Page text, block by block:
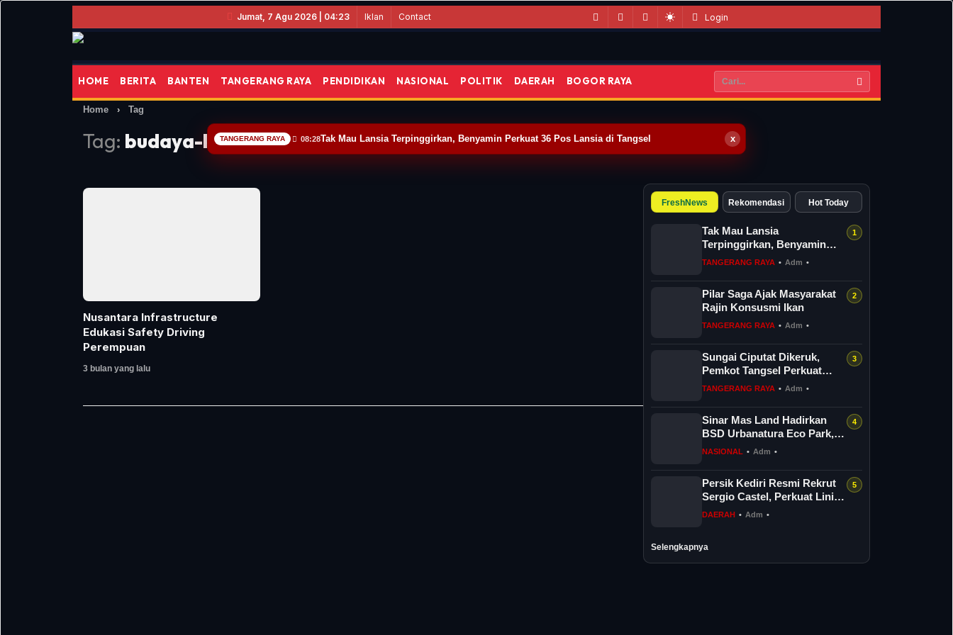
Jumat, 7 Agu 2026 | 04:23 Iklan Contact Login
HOME BERITA BANTEN TANGERANG RAYA PENDIDIKAN NASIONAL POLITIK DAERAH BOGOR RAYA
Home › Tag
Tag: budaya-keselamatan-jalan
Nusantara Infrastructure
Edukasi Safety Driving
Perempuan
3 bulan yang lalu
FreshNews Rekomendasi Hot Today
Tak Mau Lansia
Terpinggirkan, Benyamin
Perkuat 36 Pos Lansia di
TANGERANG RAYA • Adm •
Pilar Saga Ajak Masyarakat
Rajin Konsusmi Ikan
TANGERANG RAYA • Adm •
Sungai Ciputat Dikeruk,
Pemkot Tangsel Perkuat
Sistem Pengendalian Banjir
TANGERANG RAYA • Adm •
Sinar Mas Land Hadirkan
BSD Urbanatura Eco Park,
Taman Hijau Modern
NASIONAL • Adm •
Persik Kediri Resmi Rekrut
Sergio Castel, Perkuat Lini
Depan Hadapi Super
DAERAH • Adm •
Selengkapnya
x
TANGERANG RAYA 08:28Tak Mau Lansia Terpinggirkan, Benyamin Perkuat 36 Pos Lansia di Tangsel